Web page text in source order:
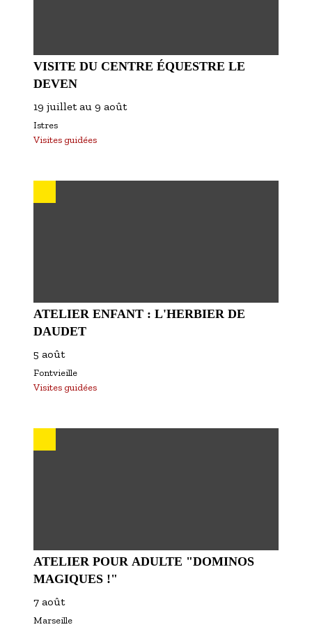
VISITE DU CENTRE ÉQUESTRE LE
DEVEN
19 juillet au 9 août
Istres
Visites guidées
ATELIER ENFANT : L'HERBIER DE
DAUDET
5 août
Fontvieille
Visites guidées
ATELIER POUR ADULTE "DOMINOS
MAGIQUES !"
7 août
Marseille